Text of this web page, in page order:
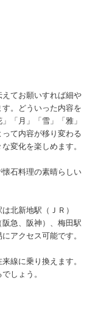
てお願いすれば細や
。どういった内容を
「月」「雪」「雅」
て内容が移り変わる
変化を楽しめます。
石料理の素晴らしい
北新地駅（ＪＲ）
急、阪神）、梅田駅
アクセス可能です。
線に乗り換えます。
しょう。